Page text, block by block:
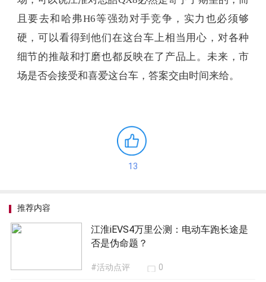
且要去和哈弗H6等强劲对手竞争，实力也必须够
硬，可以看得到他们在这台车上相当用心，对各种
细节的推敲和打磨也都反映在了产品上。未来，市
场是否会接受和喜爱这台车，答案交由时间来给。
13
推荐内容
江淮iEVS4万里公测：电动车跑长途是
否是伪命题？
#活动点评 0